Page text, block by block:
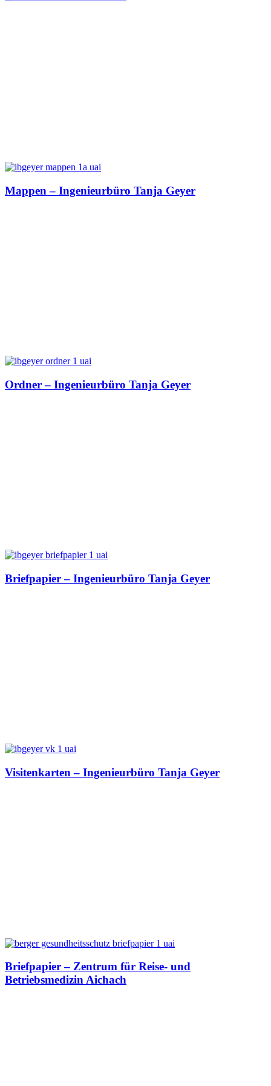
Mappen – Ingenieurbüro Tanja Geyer
Ordner – Ingenieurbüro Tanja Geyer
Briefpapier – Ingenieurbüro Tanja Geyer
Visitenkarten – Ingenieurbüro Tanja Geyer
Briefpapier – Zentrum für Reise- und
Betriebsmedizin Aichach